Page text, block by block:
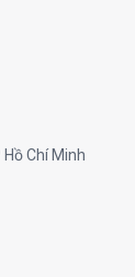
Chí Minh